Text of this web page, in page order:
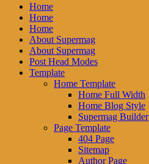
Home
Home
Home
About Supermag
About Supermag
Post Head Modes
Template
Home Template
Home Full Width
Home Blog Style
Supermag Builder
Page Template
404 Page
Sitemap
Author Page